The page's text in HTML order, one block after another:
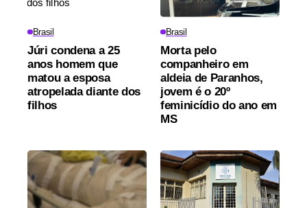
Brasil
Júri condena a 25
anos homem que
matou a esposa
atropelada diante dos
filhos
Brasil
Morta pelo
companheiro em
aldeia de Paranhos,
jovem é o 20º
feminicídio do ano em
MS